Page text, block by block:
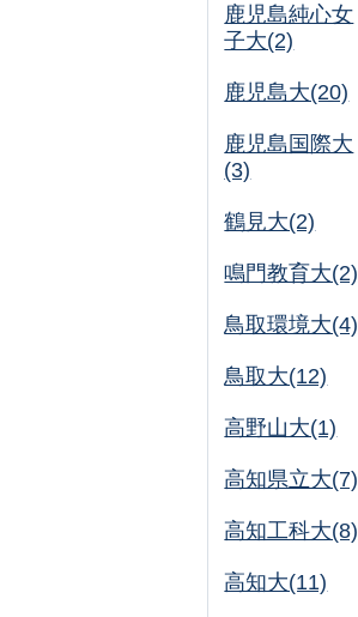
鹿児島純心女
子大(2)
鹿児島大(20)
鹿児島国際大
(3)
鶴見大(2)
鳴門教育大(2)
鳥取環境大(4)
鳥取大(12)
高野山大(1)
高知県立大(7)
高知工科大(8)
高知大(11)